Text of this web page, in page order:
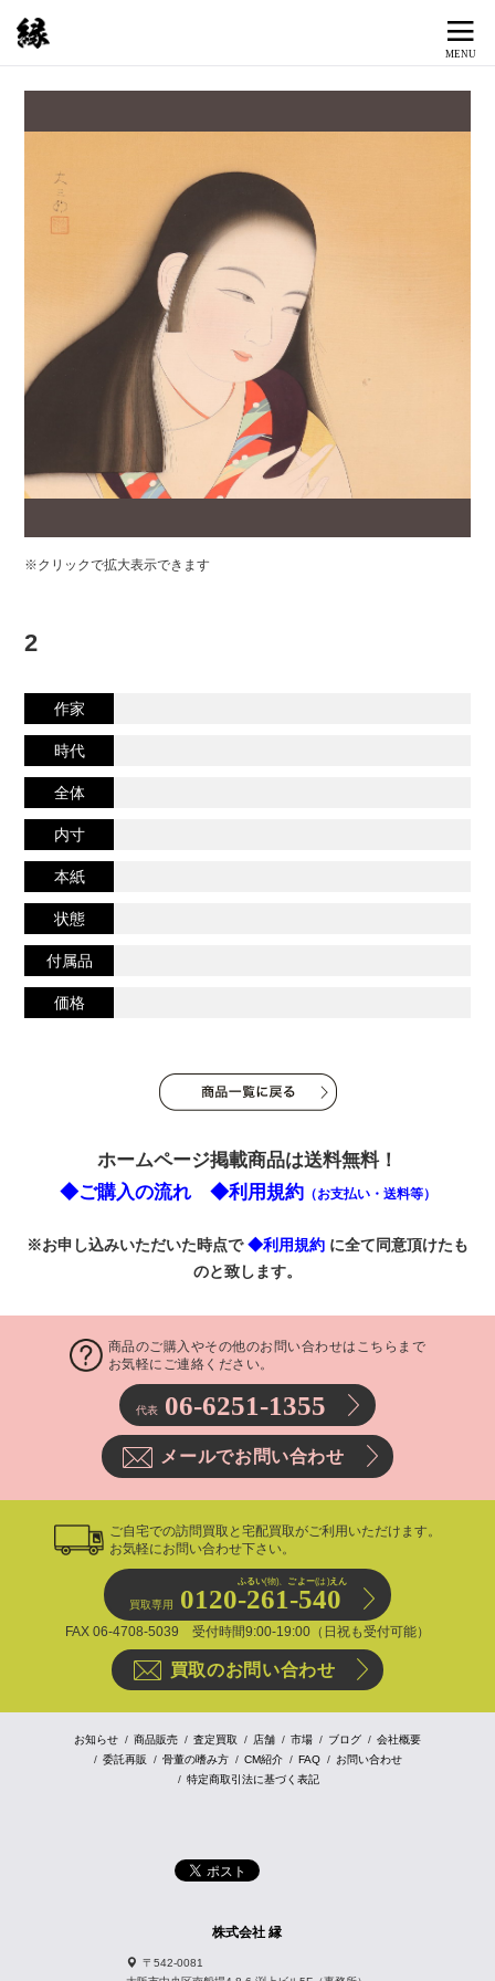
※クリックで拡大表示できます
2
作家
時代
全体
内寸
本紙
状態
付属品
価格
ホームページ掲載商品は送料無料！
◆ご購入の流れ
◆利用規約 （お支払い・送料等）
※お申し込みいただいた時点で◆利用規約 に全て同意頂けたも
のと致します。
商品のご購入やその他のお問い合わせはこちらまで
お気軽にご連絡ください。
代表 06-6251-1355
メールでお問い合わせ
ご自宅での訪問買取と宅配買取がご利用いただけます。
お気軽にお問い合わせ下さい。
ふるい(物)、 ごよー(は)えん
買取専用 0120-261-540
FAX 06-4708-5039 受付時間9:00-19:00（日祝も受付可能）
買取のお問い合わせ
お知らせ 商品販売 査定買取 店舗 市場 ブログ
会社概要
委託再販
骨董の嗜み方 CM紹介 FAQ
お問い合わせ
特定商取引法に基づく表記
株式会社 縁
〒542-0081